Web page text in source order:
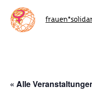
Skip
content
« Alle